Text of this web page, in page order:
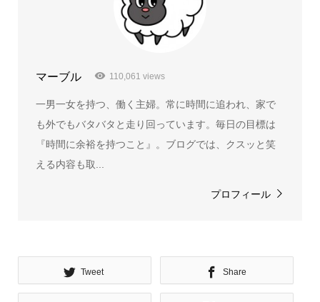
マーブル 110,061 views
一男一女を持つ、働く主婦。常に時間に追われ、家で
も外でもバタバタと走り回っています。毎日の目標は
『時間に余裕を持つこと』。ブログでは、クスッと笑
える内容も取...
プロフィール
Tweet Share